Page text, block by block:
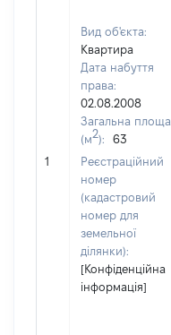
1
Вид об'єкта:
Квартира
Дата набуття
права:
02.08.2008
Загальна площа
(м2):
63
Реєстраційний
номер
(кадастровий
номер для
земельної
ділянки):
[Конфіденційна
інформація]